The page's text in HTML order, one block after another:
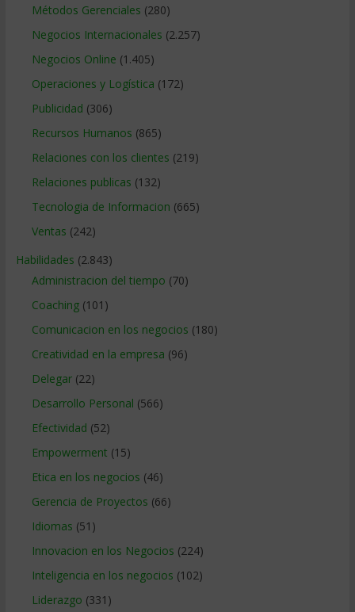
Métodos Gerenciales (280)
Negocios Internacionales (2.257)
Negocios Online (1.405)
Operaciones y Logística (172)
Publicidad (306)
Recursos Humanos (865)
Relaciones con los clientes (219)
Relaciones publicas (132)
Tecnologia de Informacion (665)
Ventas (242)
Habilidades (2.843)
Administracion del tiempo (70)
Coaching(101)
Comunicacion en los negocios (180)
Creatividad en la empresa (96)
Delegar(22)
Desarrollo Personal (566)
Efectividad (52)
Empowerment (15)
Etica en los negocios (46)
Gerencia de Proyectos (66)
Idiomas (51)
Innovacion en los Negocios (224)
Inteligencia en los negocios (102)
Liderazgo (331)